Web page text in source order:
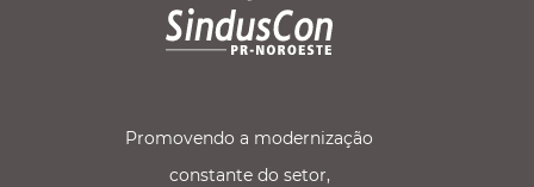
Promovendo a modernização
constante do setor,